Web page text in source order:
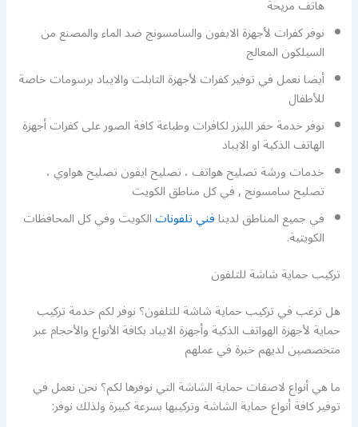
هاتف مريحة
نوفر كفرات لأجهزة الايفون والسامسونج ضد الماء والمصنع من
السيلكون المعالج
أيضا نعمل في توفير كفرات لأجهزة التابلت والايباد برسومات خاصة
للأطفال
نوفر خدمة حفر الليزر لكافرات وطباعة كافة الصور على كفرات أجهزة
الهاتف الذكية او الايباد
خدمات ورشة تصليح هواتف ، تصليح ايفون تصليح هواوي ،
تصليح سامسونج , في كل مناطق الكويت
في جميع المناطق لدينافني تلفوناتالكويت وفي كل المحافظات
الكويتية.
تركيب حماية شاشة للتلفون
هل ترغب في تركيب حماية شاشة للتلفون؟ نوفر لكم خدمة تركيب
حماية لأجهزة الهواتف الذكية وأجهزة الايباد بكافة الأنواع والأحجام عبر
متخصصين لديهم خبرة في عملهم
ما هي أنواع لاصقات حماية الشاشة التي نوفرها لكم؟ نحن نعمل في
توفير كافة أنواع حماية الشاشة وتركيبها بسرعة كبيرة ولذلك نوفر: